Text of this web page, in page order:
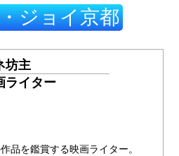
ジョイ京都
坊主
ライター
品を鑑賞する映画ライター。